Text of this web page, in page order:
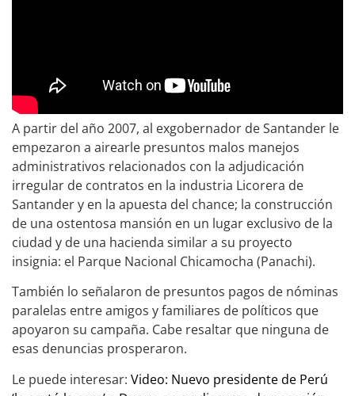
A partir del año 2007, al exgobernador de Santander le
empezaron a airearle presuntos malos manejos
administrativos relacionados con la adjudicación
irregular de contratos en la industria Licorera de
Santander y en la apuesta del chance; la construcción
de una ostentosa mansión en un lugar exclusivo de la
ciudad y de una hacienda similar a su proyecto
insignia: el Parque Nacional Chicamocha (Panachi).
También lo señalaron de presuntos pagos de nóminas
paralelas entre amigos y familiares de políticos que
apoyaron su campaña. Cabe resaltar que ninguna de
esas denuncias prosperaron.
Le puede interesar: Video: Nuevo presidente de Perú